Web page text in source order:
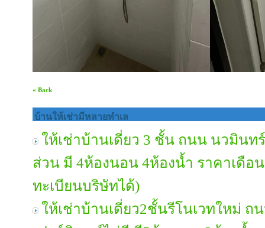
« Back
บ้านให้เช่ามีหลายทำเล
ให้เช่าบ้านเดี่ยว 3 ชั้น ถนน นวมินท
ส่วน มี 4ห้องนอน 4ห้องน้ำ ราคาเดือ
ทะเบียนบริษัทได้)
ให้เช่าบ้านเดี่ยว2ชั้นรีโนเวทใหม่ ถ